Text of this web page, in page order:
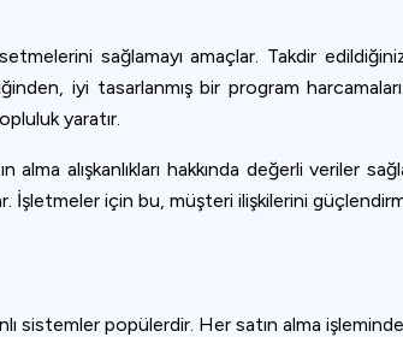
sağlamayı amaçlar. Takdir
iyi tasarlanmış bir program harcamaları
yaratır.
alışkanlıkları hakkında değerli veriler
İşletmeler için bu, müşteri ilişkilerini
sistemler popülerdir. Her satın alma